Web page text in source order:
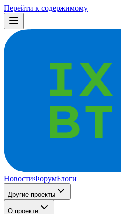
Перейти к содержимому
НовостиФорумБлоги
Другие проекты
О проекте